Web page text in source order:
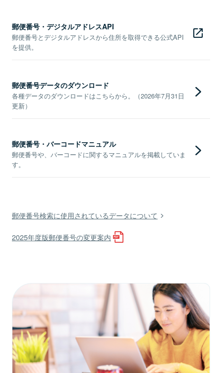
郵便番号・デジタルアドレスAPI
郵便番号とデジタルアドレスから住所を取得できる公式API
を提供。
郵便番号データのダウンロード
各種データのダウンロードはこちらから。（2026年7月31日
更新）
郵便番号・バーコードマニュアル
郵便番号や、バーコードに関するマニュアルを掲載していま
す。
郵便番号検索に使用されているデータについて
2025年度版郵便番号の変更案内